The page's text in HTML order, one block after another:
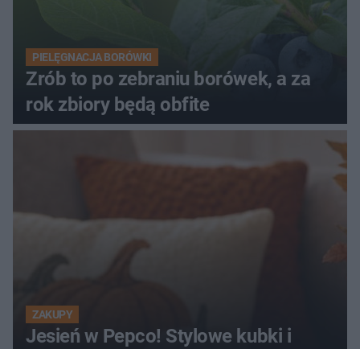
PIELĘGNACJA BORÓWKI
Zrób to po zebraniu borówek, a za
rok zbiory będą obfite
ZAKUPY
Jesień w Pepco! Stylowe kubki i